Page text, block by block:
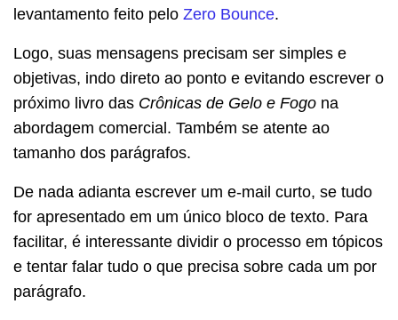
levantamento feito pelo Zero Bounce.
Logo, suas mensagens precisam ser simples e
objetivas, indo direto ao ponto e evitando escrever o
próximo livro das Crônicas de Gelo e Fogo na
abordagem comercial. Também se atente ao
tamanho dos parágrafos.
De nada adianta escrever um e-mail curto, se tudo
for apresentado em um único bloco de texto. Para
facilitar, é interessante dividir o processo em tópicos
e tentar falar tudo o que precisa sobre cada um por
parágrafo.